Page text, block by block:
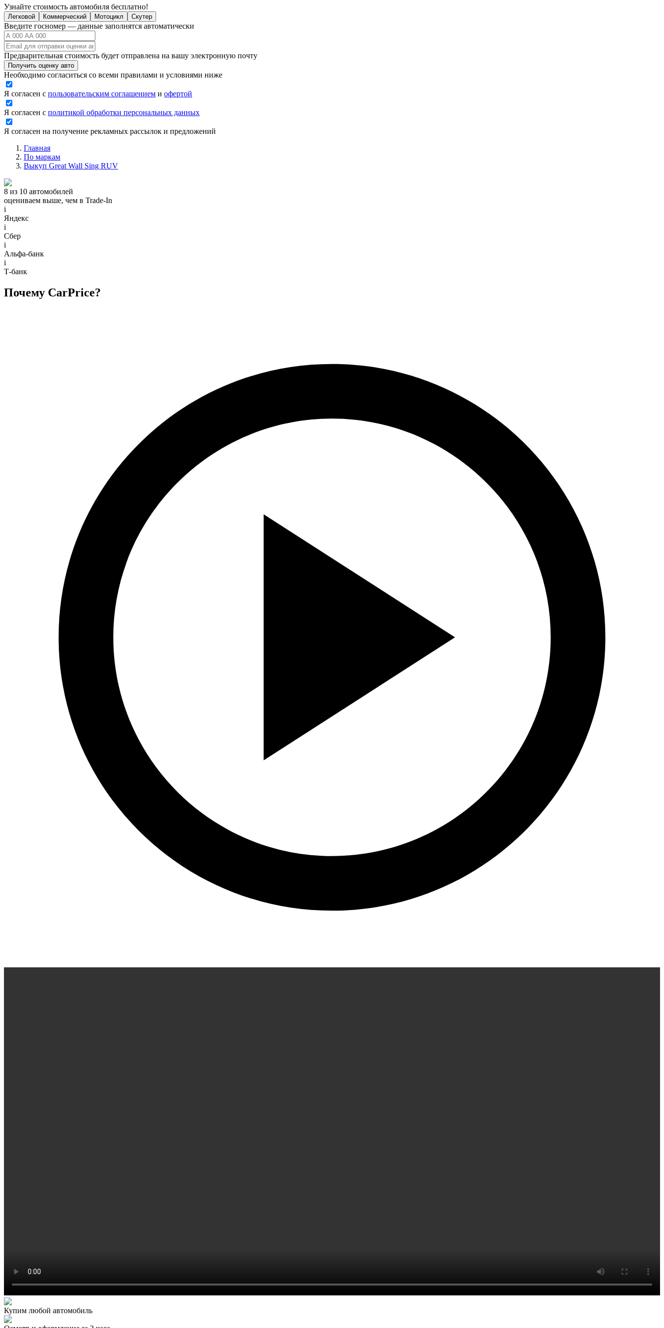
Узнайте стоимость автомобиля бесплатно!
Легковой Коммерческий Мотоцикл Скутер
Введите госномер — данные заполнятся автоматически
Предварительная стоимость будет отправлена на вашу электронную почту
Получить оценку авто
Необходимо согласиться со всеми правилами и условиями ниже
Я согласен с пользовательским соглашением и офертой
Я согласен с политикой обработки персональных данных
Я согласен на получение рекламных рассылок и предложений
Главная
По маркам
Выкуп Great Wall Sing RUV
8 из 10 автомобилей
оцениваем выше, чем в Trade‑In
i
Яндекс
i
Сбер
i
Альфа-банк
i
Т-банк
Почему CarPrice?
Купим любой автомобиль